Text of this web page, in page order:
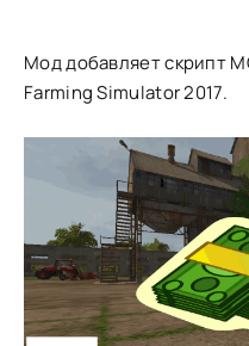
Мод добавляет скрипт
Farming Simulator 2017.